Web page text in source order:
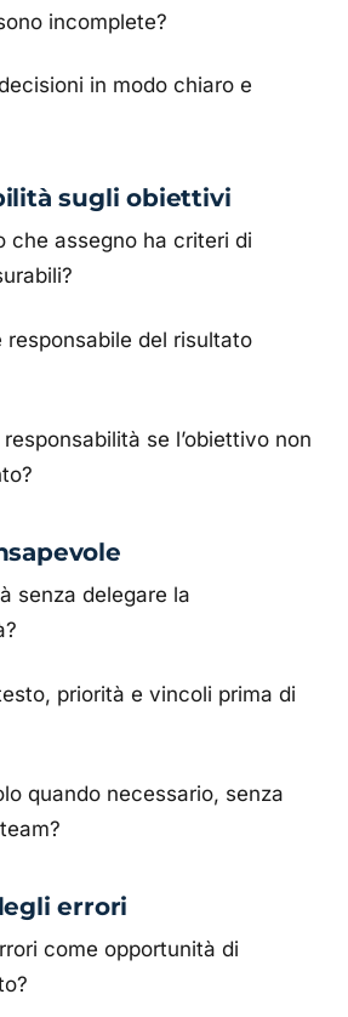
incomplete?
in modo chiaro e
sugli obiettivi
che assegno ha criteri di
responsabile del risultato
se l’obiettivo non
senza delegare la
priorità e vincoli prima di
quando necessario, senza
errori
come opportunità di